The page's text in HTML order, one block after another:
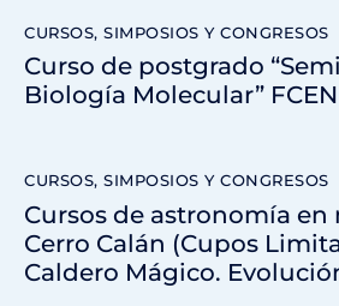
CURSOS, SIMPOSIOS Y CONGRESOS
Curso de postgrado
Biología Molecular”
CURSOS, SIMPOSIOS Y CONGRESOS
Cursos de astronomía en
Cerro Calán (Cupos
Caldero Mágico.